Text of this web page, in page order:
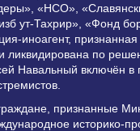
«НСО»,
ут-Тахрир», «Фонд
иноагент, признанная
ликвидирована по
Навальный включён в
признанные
историко-